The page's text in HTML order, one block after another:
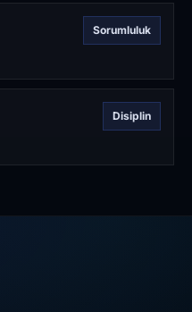
Sorumluluk
Disiplin